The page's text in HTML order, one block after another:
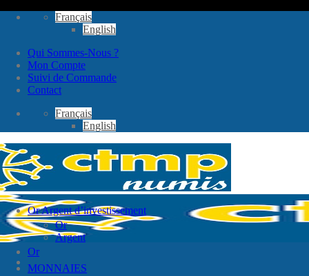
Passer
Français
English
Qui Sommes-Nous ?
Mon Compte
Suivi de Commande
Contact
Français
English
Or Argent d’investissement
Or
Argent
Or
MONNAIES